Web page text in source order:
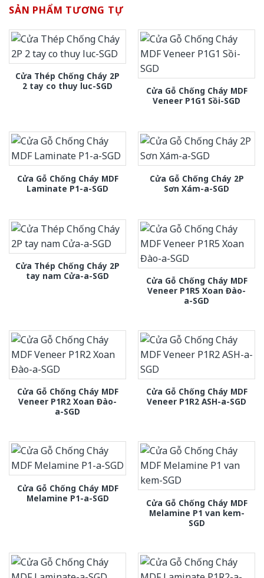
SẢN PHẨM TƯƠNG TỰ
Cửa Thép Chống Cháy 2P
2 tay co thuy luc-SGD
Cửa Gỗ Chống Cháy MDF
Veneer P1G1 Sồi-SGD
Cửa Gỗ Chống Cháy MDF
Laminate P1-a-SGD
Cửa Gỗ Chống Cháy 2P
Sơn Xám-a-SGD
Cửa Thép Chống Cháy 2P
tay nam Cửa-a-SGD
Cửa Gỗ Chống Cháy MDF
Veneer P1R5 Xoan Đào-
a-SGD
Cửa Gỗ Chống Cháy MDF
Veneer P1R2 Xoan Đào-
a-SGD
Cửa Gỗ Chống Cháy MDF
Veneer P1R2 ASH-a-SGD
Cửa Gỗ Chống Cháy MDF
Melamine P1-a-SGD
Cửa Gỗ Chống Cháy MDF
Melamine P1 van kem-
SGD